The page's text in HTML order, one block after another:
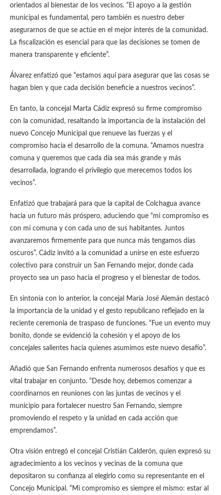
orientados al bienestar de los vecinos. “El apoyo a la gestión
municipal es fundamental, pero también es nuestro deber
asegurarnos de que se actúe en el mejor interés de la comunidad.
La fiscalización es esencial para que las decisiones se tomen de
manera transparente y eficiente”.
Álvarez enfatizó que “estamos aquí para asegurar que las cosas se
hagan bien y que cada decisión beneficie a nuestros vecinos”.
En tanto, la concejal Marta Cádiz expresó su firme compromiso
con la comunidad, resaltando la importancia de la instalación del
nuevo Concejo Municipal que renueve las fuerzas y el
compromiso hacia el desarrollo de la comuna. “Amamos nuestra
comuna y queremos que cada día sea más grande y más
desarrollada, logrando el privilegio que merecemos todos los
vecinos”.
Enfatizó que trabajará para que la capital de Colchagua avance
hacia un futuro más próspero, aduciendo que “mi compromiso es
con mi comuna y con cada uno de sus habitantes. Juntos
avanzaremos firmemente para que nunca más tengamos días
oscuros”. Cádiz invitó a la comunidad a unirse en este esfuerzo
colectivo para construir un San Fernando mejor, donde cada
proyecto sea un paso hacia el progreso y el bienestar de todos.
En sintonía con lo anterior, la concejal María José Alemán destacó
la importancia de la unidad y el gesto republicano reflejado en la
reciente ceremonia de traspaso de funciones. “Fue un evento muy
bonito, donde se evidenció la cohesión y el apoyo de los
concejales salientes hacia quienes asumimos este nuevo desafío”.
Añadió que San Fernando enfrenta numerosos desafíos y que es
vital trabajar en conjunto. “Desde hoy, debemos comenzar a
coordinarnos en reuniones con las juntas de vecinos y el
municipio para fortalecer nuestro San Fernando, siempre
promoviendo el respeto y la unidad en cada acción que
emprendamos”.
Otra visión entregó el concejal Cristián Calderón, quien expresó su
agradecimiento a los vecinos y vecinas de la comuna que
depositaron su confianza al elegirlo como su representante en el
Concejo Municipal. “Mi compromiso es siempre el mismo: estar al